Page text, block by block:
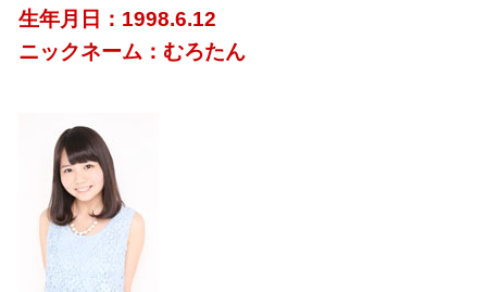
生年月日：1998.6.12
ニックネーム：むろたん